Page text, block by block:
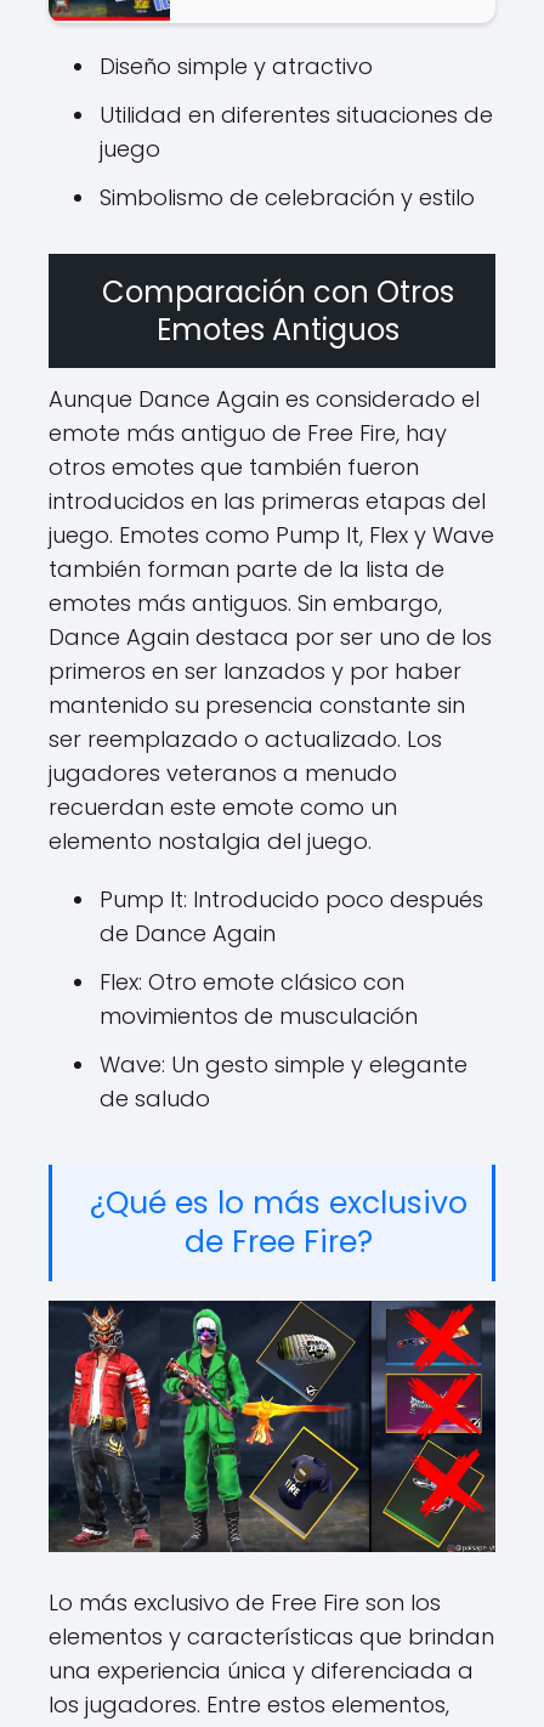
Diseño simple y atractivo
Utilidad en diferentes situaciones de
juego
Simbolismo de celebración y estilo
Comparación con Otros
Emotes Antiguos
Aunque Dance Again es considerado el
emote más antiguo de Free Fire, hay
otros emotes que también fueron
introducidos en las primeras etapas del
juego. Emotes como Pump It, Flex y Wave
también forman parte de la lista de
emotes más antiguos. Sin embargo,
Dance Again destaca por ser uno de los
primeros en ser lanzados y por haber
mantenido su presencia constante sin
ser reemplazado o actualizado. Los
jugadores veteranos a menudo
recuerdan este emote como un
elemento nostalgia del juego.
Pump It: Introducido poco después
de Dance Again
Flex: Otro emote clásico con
movimientos de musculación
Wave: Un gesto simple y elegante
de saludo
¿Qué es lo más exclusivo
de Free Fire?
Lo más exclusivo de Free Fire son los
elementos y características que brindan
una experiencia única y diferenciada a
los jugadores. Entre estos elementos,